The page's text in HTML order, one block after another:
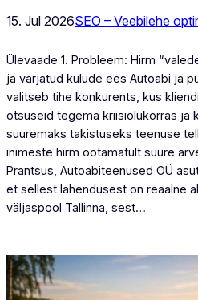
15. Jul 2026SEO – Veebilehe
Ülevaade 1. Probleem: Hirm
ja varjatud kulude ees Autoabi ja
valitseb tihe konkurents, kus
otsuseid tegema kriisiolukorras ja
suuremaks takistuseks teenuse
inimeste hirm ootamatult suure
Prantsus, Autoabiteenused OÜ
et sellest lahendusest on reaalne
väljaspool Tallinna, sest…